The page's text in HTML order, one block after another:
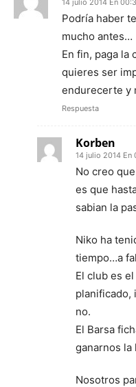
14 julio 2014 En
Podría haber
mucho antes…
En fin, paga la
quieres ser
endurecerte y
Respuesta
Korben
14 julio 2014 En
No creo
es que
sabian la
Niko ha
tiempo…a
El club es
planificado,
no.
El Barsa
ganarnos la
Nosotros